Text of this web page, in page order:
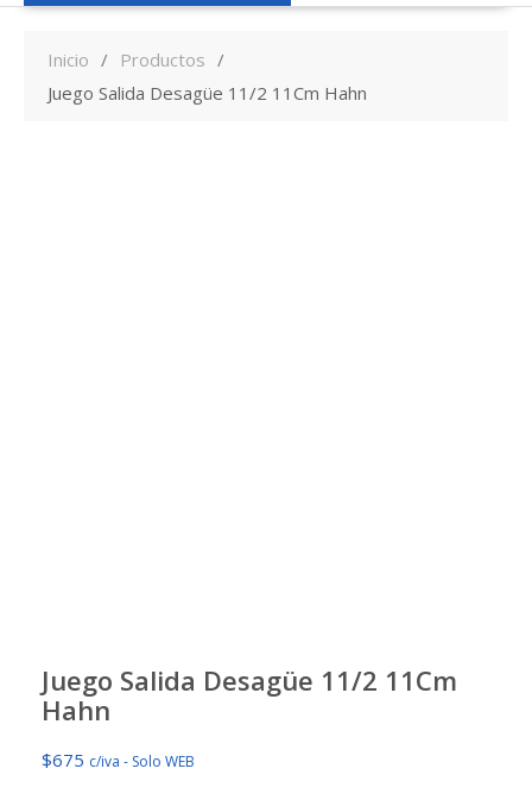
Inicio
Productos
Juego Salida Desagüe 11/2 11Cm Hahn
Juego Salida Desagüe 11/2 11Cm
Hahn
$675 c/iva - Solo WEB